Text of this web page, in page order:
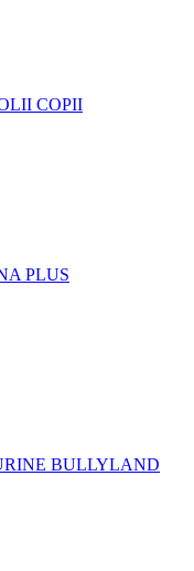
COPII
PLUS
BULLYLAND